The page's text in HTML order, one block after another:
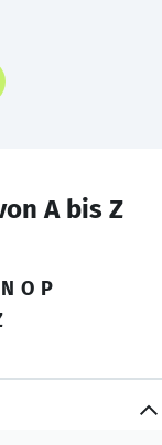
A bis Z
N O P